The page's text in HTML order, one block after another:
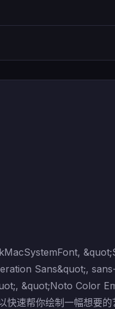
Sans&quot;,
&quot;Noto Color
帮你绘制一幅想要的